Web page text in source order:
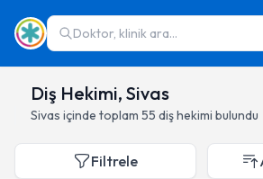
Doktor, klinik ara...
Diş Hekimi, Sivas
Sivas içinde toplam 55 diş hekimi bulundu
Filtrele